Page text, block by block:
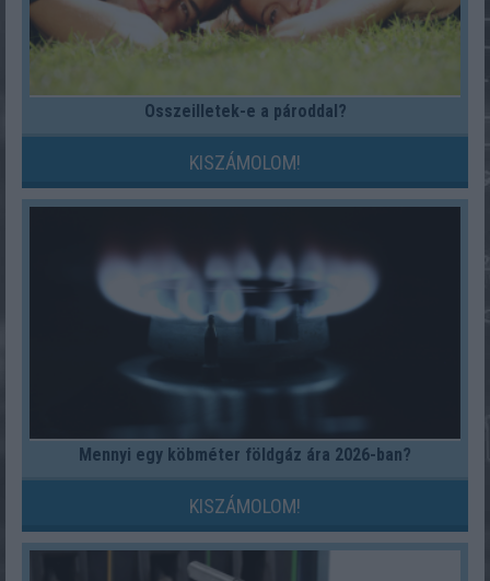
Összeilletek-e a pároddal?
KISZÁMOLOM!
Mennyi egy köbméter földgáz ára 2026-ban?
KISZÁMOLOM!